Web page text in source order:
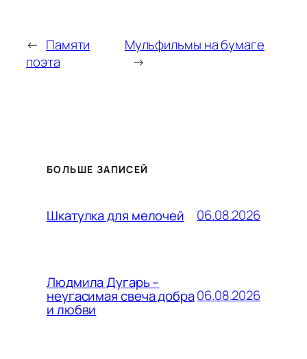
← Памяти
поэта
Мульфильмы на бумаге
→
БОЛЬШЕ ЗАПИСЕЙ
Шкатулка для мелочей 06.08.2026
Людмила Дугарь –
неугасимая свеча добра
и любви
06.08.2026